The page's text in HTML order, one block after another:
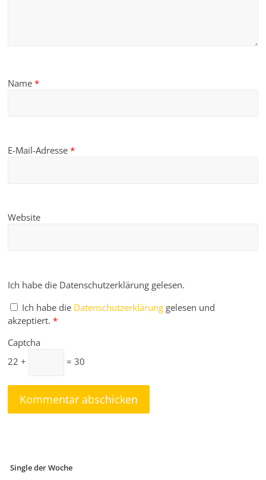
Name*
E-Mail-Adresse*
Website
Ich habe die Datenschutzerklärung gelesen.
Ich habe die Datenschutzerklärung gelesen und
akzeptiert. *
Captcha
22 +
= 30
Single der Woche